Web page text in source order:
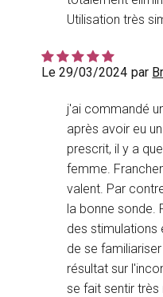
Utilisation très
Le 29/03/2024 par
j'ai commandé
après avoir eu
prescrit, il y a
femme.
valent. Par
la bonne sonde.
des stimulations
de se
résultat sur
se fait sentir très